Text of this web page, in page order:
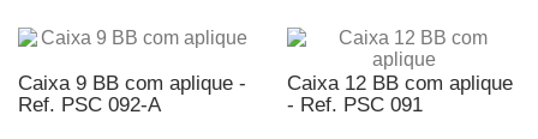
Caixa 9 BB com aplique -
Ref. PSC 092-A
Caixa 12 BB com aplique
- Ref. PSC 091